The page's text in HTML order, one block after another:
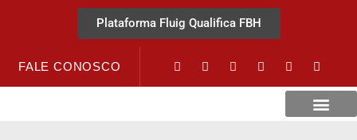
Plataforma Fluig Qualifica FBH
FALE CONOSCO